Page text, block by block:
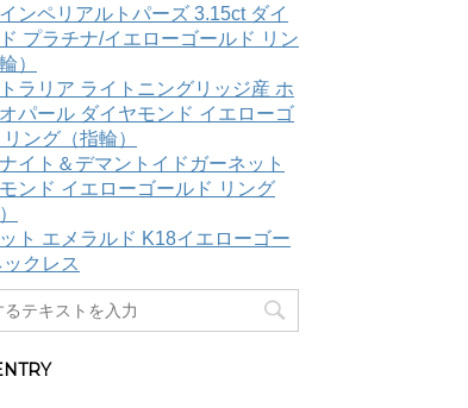
ンペリアルトパーズ 3.15ct ダイ
プラチナ/イエローゴールド リン
）
ラリア ライトニングリッジ産 ホ
パール ダイヤモンド イエローゴ
ング（指輪）
イト＆デマントイドガーネット
ンド イエローゴールド リング
ト エメラルド K18イエローゴー
クレス